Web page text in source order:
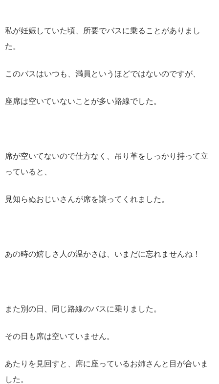
私が妊娠していた頃、所要でバスに乗ることがありまし
た。
このバスはいつも、満員というほどではないのですが、
座席は空いていないことが多い路線でした。
席が空いてないので仕方なく、吊り革をしっかり持って立
っていると、
見知らぬおじいさんが席を譲ってくれました。
あの時の嬉しさ人の温かさは、いまだに忘れませんね！
また別の日、同じ路線のバスに乗りました。
その日も席は空いていません。
あたりを見回すと、席に座っているお姉さんと目が合いま
した。